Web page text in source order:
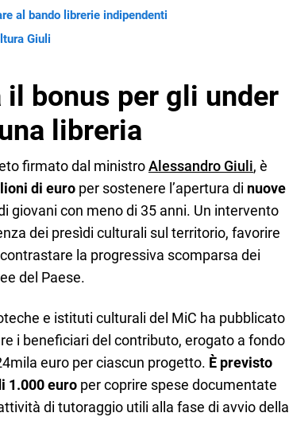
al bando librerie indipendenti
Giuli
il bonus per gli under
libreria
firmato dal ministroAlessandro Giuli, è
di euro per sostenere l’apertura di nuove
giovani con meno di 35 anni. Un intervento
dei presìdi culturali sul territorio, favorire
la progressiva scomparsa dei
del Paese.
e istituti culturali del MiC ha pubblicato
i beneficiari del contributo, erogato a fondo
euro per ciascun progetto. È previsto
1.000 euro per coprire spese documentate
di tutoraggio utili alla fase di avvio della